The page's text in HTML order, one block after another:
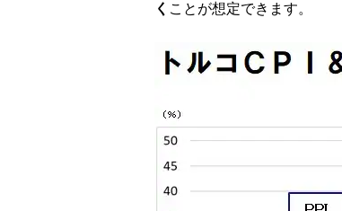
く ことが想定できます。